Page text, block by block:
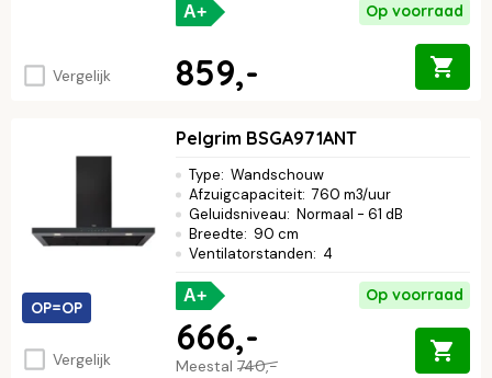
Vergelijk
A+ Op voorraad
859,-
OP=OP
Vergelijk
Pelgrim BSGA971ANT
Type: Wandschouw
Afzuigcapaciteit: 760 m3/uur
Geluidsniveau: Normaal - 61 dB
Breedte: 90 cm
Ventilatorstanden: 4
A+ Op voorraad
Meestal 740,-
666,-